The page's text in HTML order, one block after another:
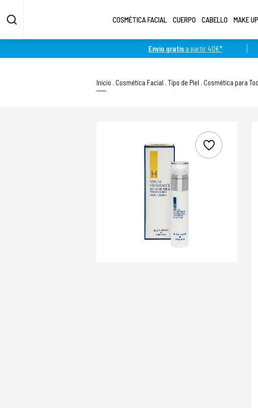
Envío gratis a partir 40€*
COSMÉTICA FACIAL CUERPO CABELLO MAKE UP
Inicio Cosmética Facial Tipo de Piel Cosmética para